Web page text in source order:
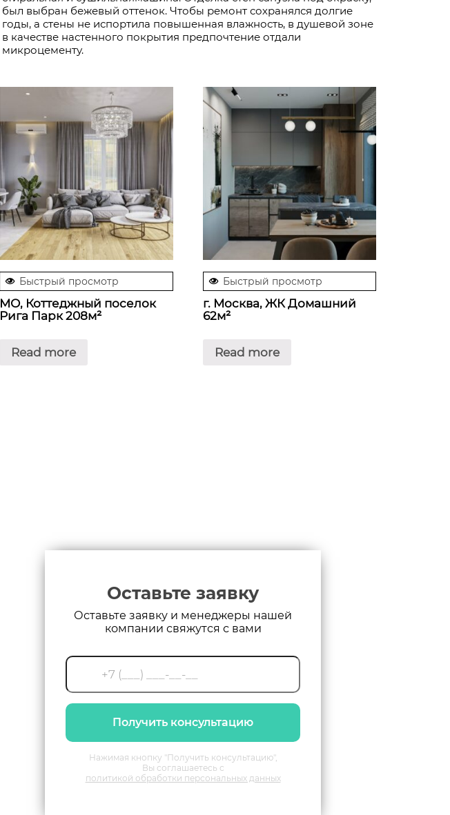
был выбран бежевый оттенок. Чтобы ремонт сохранялся долгие
годы, а стены не испортила повышенная влажность, в душевой зоне
в качестве настенного покрытия предпочтение отдали
микроцементу.
Быстрый просмотр
МО, Коттеджный поселок
Рига Парк 208м²
Read more
Быстрый просмотр
г. Москва, ЖК Домашний
62м²
Read more
Оставьте заявку
Оставьте заявку и менеджеры нашей
компании свяжутся с вами
Получить консультацию
Нажимая кнопку "Получить консультацию",
Вы соглашаетесь с
политикой обработки персональных данных